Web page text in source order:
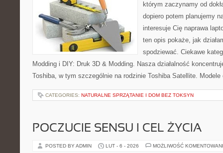
którym zaczynamy od
dopiero potem planujemy
interesuje Cię naprawa
ten opis pokaże, jak
spodziewać. Ciekawe
Modding i DIY: Druk 3D & Modding. Nasza działalność
Toshiba, w tym szczególnie na rodzinie Toshiba Satellite.
CATEGORIES: NATURALNE SPRZĄTANIE I DOM BEZ TOKSYN
POCZUCIE SENSU I CEL ŻYCIA
POSTED BY ADMIN LUT - 6 - 2026 MOŻLIWOŚĆ